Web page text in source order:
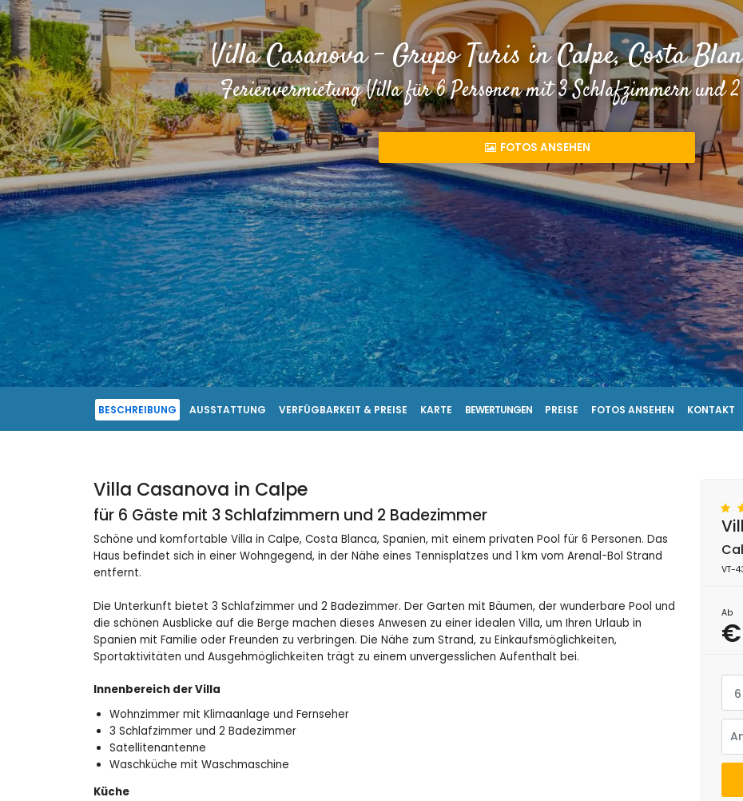
Villa Casanova - Grupo Turis in Calpe, Costa
Ferienvermietung Villa für 6 Personen mit 3 Schlafzimmern und
FOTOS ANSEHEN
BESCHREIBUNG AUSSTATTUNG VERFÜGBARKEIT & PREISE KARTE BEWERTUNGEN PREISE FOTOS ANSEHEN KONTAKT
Villa Casanova in Calpe
für 6 Gäste mit 3 Schlafzimmern und 2 Badezimmer
Schöne und komfortable Villa in Calpe, Costa Blanca, Spanien, mit einem privaten Pool für 6 Personen. Das
Haus befindet sich in einer Wohngegend, in der Nähe eines Tennisplatzes und 1 km vom Arenal-Bol Strand
entfernt.
Die Unterkunft bietet 3 Schlafzimmer und 2 Badezimmer. Der Garten mit Bäumen, der wunderbare Pool und
die schönen Ausblicke auf die Berge machen dieses Anwesen zu einer idealen Villa, um Ihren Urlaub in
Spanien mit Familie oder Freunden zu verbringen. Die Nähe zum Strand, zu Einkaufsmöglichkeiten,
Sportaktivitäten und Ausgehmöglichkeiten trägt zu einem unvergesslichen Aufenthalt bei.
Innenbereich der Villa
Wohnzimmer mit Klimaanlage und Fernseher
3 Schlafzimmer und 2 Badezimmer
Satellitenantenne
Waschküche mit Waschmaschine
Küche
VT-
Ab
€